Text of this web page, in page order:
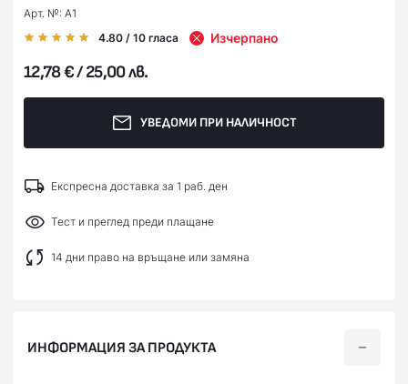
Арт. №: A1
4.80 / 10 гласа Изчерпано
12,78 € / 25,00 лв.
УВЕДОМИ ПРИ НАЛИЧНОСТ
Експресна доставка за 1 раб. ден
Тест и преглед преди плащане
14 дни право на връщане или замяна
ИНФОРМАЦИЯ ЗА ПРОДУКТА